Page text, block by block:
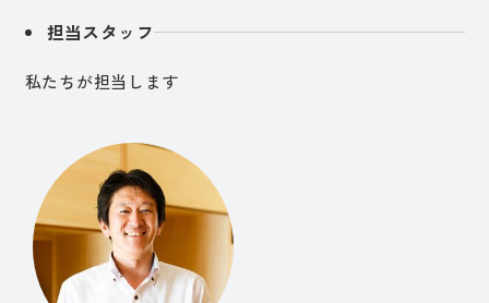
担当スタッフ
私たちが担当します